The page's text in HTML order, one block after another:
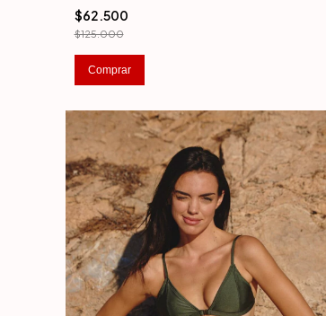
$62.500
$125.000
Comprar